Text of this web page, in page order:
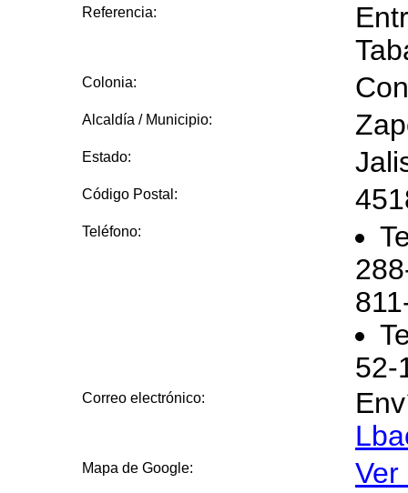
Referencia:
Colonia:
Alcaldía / Municipio:
Estado:
Código Postal:
Teléfono:
52-
Correo electrónico:
Mapa de Google: Ver